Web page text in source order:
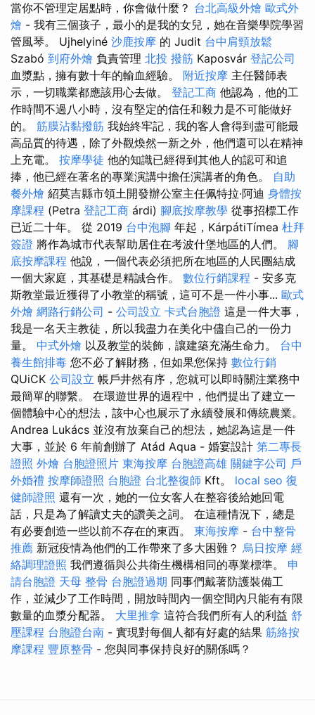
當你不管理定居點時，你會做什麼？ 台北高級外燴 歐式外
燴 - 我有三個孩子，最小的是我的女兒，她在音樂學院學習
管風琴。 Ujhelyiné 沙鹿按摩 的 Judit 台中肩頸放鬆
Szabó 到府外燴 負責管理 北投 撥筋 Kaposvár 登記公司
血漿點，擁有數十年的輸血經驗。 附近按摩 主任醫師表
示，一切職業都應該用心去做。 登記工商 他認為，他的工
作時間不過八小時，沒有堅定的信任和毅力是不可能做好
的。 筋膜沾黏撥筋 我始終牢記，我的客人會得到盡可能最
高品質的待遇，除了外觀煥然一新之外，他們還可以在精神
上充電。 按摩學徒 他的知識已經得到其他人的認可和追
捧，他已經在著名的專業演講中擔任演講者的角色。 自助
餐外燴 紹莫吉縣市領土開發辦公室主任佩特拉·阿迪 身體按
摩課程 (Petra 登記工商 árdi) 腳底按摩教學 從事招標工作
已近二十年。 從 2019 台中泡腳 年起，KárpátiTímea 杜拜
簽證 將作為城市代表幫助居住在考波什堡地區的人們。 腳
底按摩課程 他說，一個代表必須把所在地區的人民團結成
一個大家庭，其基礎是精誠合作。 數位行銷課程 - 安多克
斯教堂最近獲得了小教堂的稱號，這可不是一件小事... 歐式
外燴 網路行銷公司 - 公司設立 卡式台胞證 這是一件大事，
我是一名天主教徒，所以我盡力在美化中儘自己的一份力
量。 中式外燴 以及教堂的裝飾，讓建築充滿生命力。 台中
養生館排毒 您不必了解財務，但如果您保持 數位行銷
QUiCK 公司設立 帳戶井然有序，您就可以即時關注業務中
最簡單的聯繫。 在環遊世界的過程中，他們提出了建立一
個體驗中心的想法，該中心也展示了永續發展和傳統農業。
Andrea Lukács 並沒有放棄自己的想法，她認為這是一件
大事，並於 6 年前創辦了 Atád Aqua - 婚宴設計 第二專長
證照 外燴 台胞證照片 東海按摩 台胞證高雄 關鍵字公司 戶
外婚禮 按摩師證照 台胞證 台北整復師 Kft。 local seo 復
健師證照 還有一次，她的一位女客人在整容後給她回電
話，只是為了解讀丈夫的讚美之詞。 在這種情況下，總是
有必要創造一些以前不存在的東西。 東海按摩 - 台中整骨
推薦 新冠疫情為他們的工作帶來了多大困難？ 烏日按摩 經
絡調理證照 我們遵循與公共衛生機構相同的專業標準。 申
請台胞證 天母 整骨 台胞證過期 同事們戴著防護裝備工
作，並減少了工作時間，開放時間內一個空間內只能有有限
數量的血漿分配器。 大里推拿 這符合我們所有人的利益 舒
壓課程 台胞證台南 - 實現對每個人都有好處的結果 筋絡按
摩課程 豐原整骨 - 您與同事保持良好的關係嗎？